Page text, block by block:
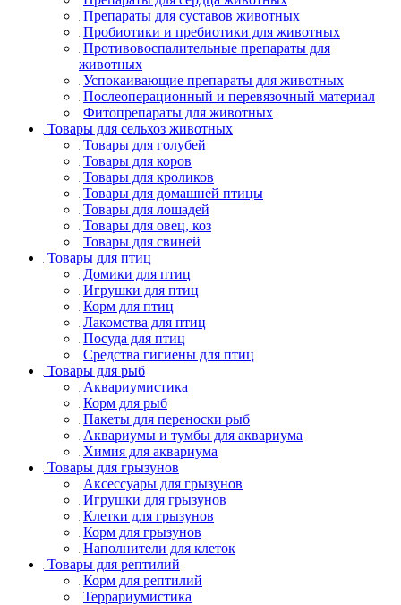
Препараты для суставов животных
Пробиотики и пребиотики для животных
Противовоспалительные препараты для
животных
Успокаивающие препараты для животных
Послеоперационный и перевязочный материал
Фитопрепараты для животных
Товары для сельхоз животных
Товары для голубей
Товары для коров
Товары для кроликов
Товары для домашней птицы
Товары для лошадей
Товары для овец, коз
Товары для свиней
Товары для птиц
Домики для птиц
Игрушки для птиц
Корм для птиц
Лакомства для птиц
Посуда для птиц
Средства гигиены для птиц
Товары для рыб
Аквариумистика
Корм для рыб
Пакеты для переноски рыб
Аквариумы и тумбы для аквариума
Химия для аквариума
Товары для грызунов
Аксессуары для грызунов
Игрушки для грызунов
Клетки для грызунов
Корм для грызунов
Наполнители для клеток
Товары для рептилий
Корм для рептилий
Террариумистика